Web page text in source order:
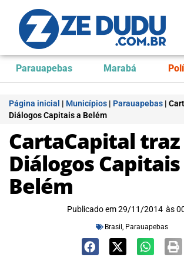
Parauapebas Marabá
Página inicial | Municípios | Parauapebas |
Diálogos Capitais a Belém
CartaCapital traz
Diálogos Capitais
Belém
Publicado em 29/11/2014 às
Brasil , Parauapebas